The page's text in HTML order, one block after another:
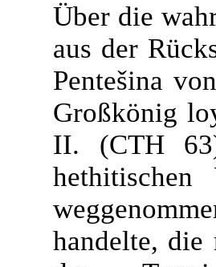
Über die
aus der
Pentešina
Großkönig
II. (CTH
hethitischen
handelte, die